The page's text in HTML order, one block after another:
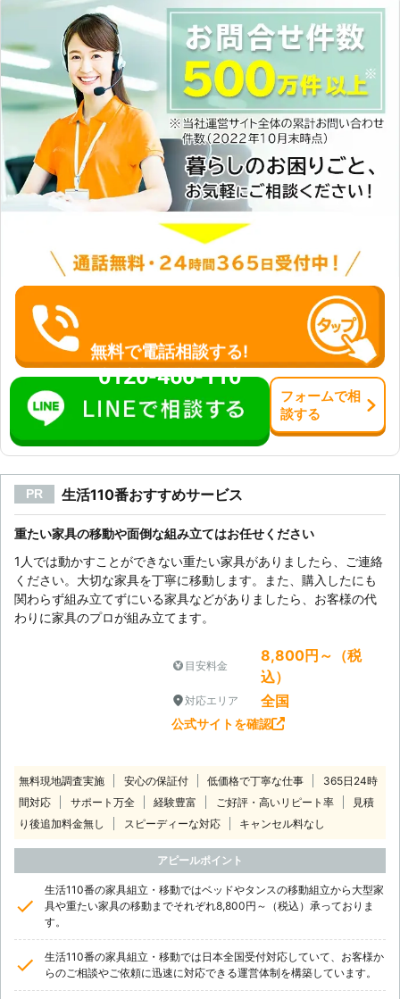
無料で電話相談する!
0120-466-110
フォームで相
談する
PR 生活110番おすすめサービス
重たい家具の移動や面倒な組み立てはお任せください
1人では動かすことができない重たい家具がありましたら、ご連絡
ください。大切な家具を丁寧に移動します。また、購入したにも
関わらず組み立てずにいる家具などがありましたら、お客様の代
わりに家具のプロが組み立てます。
目安料金
8,800円～（税
込）
対応エリア 全国
公式サイトを確認
無料現地調査実施 安心の保証付 低価格で丁寧な仕事
365日24時
間対応
サポート万全 経験豊富 ご好評・高いリピート率
見積
り後追加料金無し
スピーディーな対応 キャンセル料なし
アピールポイント
生活110番の家具組立・移動ではベッドやタンスの移動組立から大型家
具や重たい家具の移動までそれぞれ8,800円～（税込）承っておりま
す。
生活110番の家具組立・移動では日本全国受付対応していて、お客様か
らのご相談やご依頼に迅速に対応できる運営体制を構築しています。